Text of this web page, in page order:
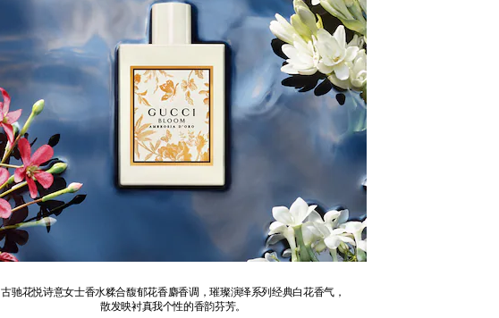
古驰花悦诗意女士香水糅合馥郁花香麝香调，璀璨演绎系列经典白花香气，
散发映衬真我个性的香韵芬芳。